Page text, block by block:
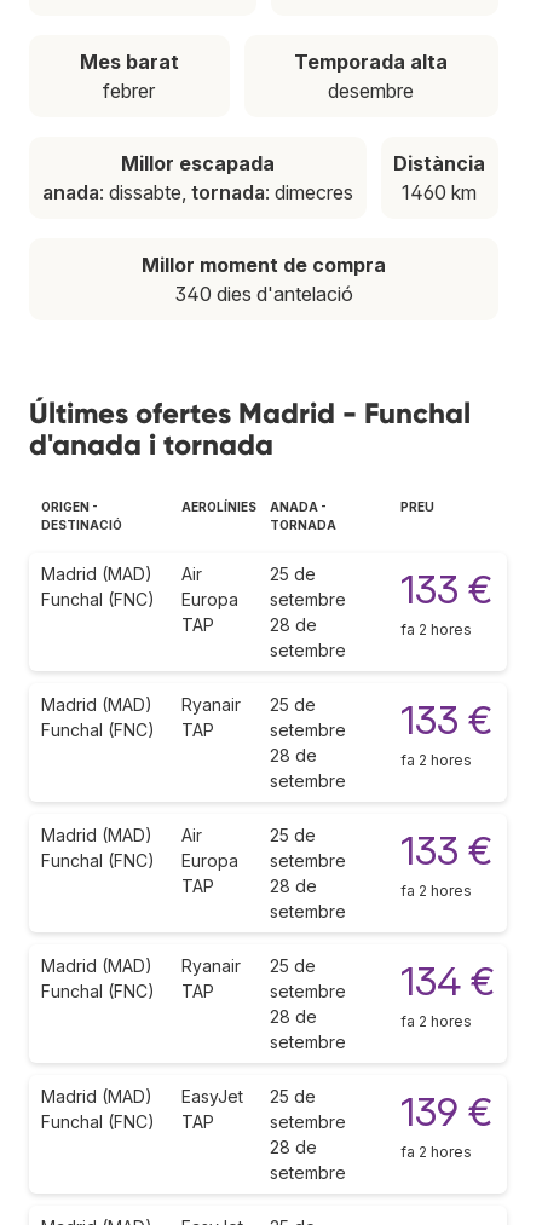
Mes barat
febrer
Temporada alta
desembre
Millor escapada
anada: dissabte, tornada: dimecres
Distància
1460 km
Millor moment de compra
340 dies d'antelació
Últimes ofertes Madrid - Funchal
d'anada i tornada
ORIGEN -
DESTINACIÓ
AEROLÍNIES
ANADA -
TORNADA
PREU
Madrid (MAD)
Funchal (FNC)
Air
Europa
TAP
25 de
setembre
28 de
setembre
133 €
fa 2 hores
Madrid (MAD)
Funchal (FNC)
Ryanair
TAP
25 de
setembre
28 de
setembre
133 €
fa 2 hores
Madrid (MAD)
Funchal (FNC)
Air
Europa
TAP
25 de
setembre
28 de
setembre
133 €
fa 2 hores
Madrid (MAD)
Funchal (FNC)
Ryanair
TAP
25 de
setembre
28 de
setembre
134 €
fa 2 hores
Madrid (MAD)
Funchal (FNC)
EasyJet
TAP
25 de
setembre
28 de
setembre
139 €
fa 2 hores